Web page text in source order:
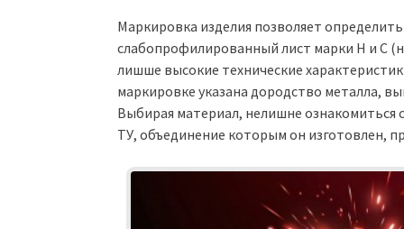
Маркировка изделия позволяет
слабопрофилированный лист марки Н и С
лишше высокие технические
маркировке указана дородство металла,
Выбирая материал, нелишне ознакомиться
ТУ, объединение которым он изготовлен,